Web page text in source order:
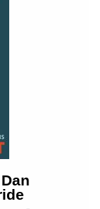
Aider har for